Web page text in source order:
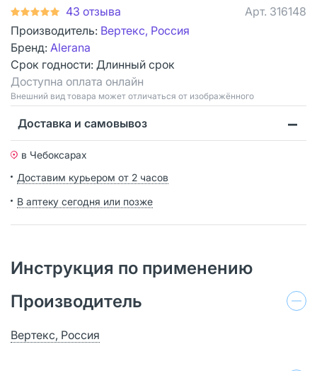
43 отзыва Арт. 316148
Производитель: Вертекс, Россия
Бренд: Alerana
Срок годности: Длинный срок
Доступна оплата онлайн
Bнешний вид товара может отличаться от изображённого
Доставка и самовывоз
в Чебоксарах
Доставим курьером от 2 часов
В аптеку сегодня или позже
Инструкция по применению
Производитель
Вертекс, Россия